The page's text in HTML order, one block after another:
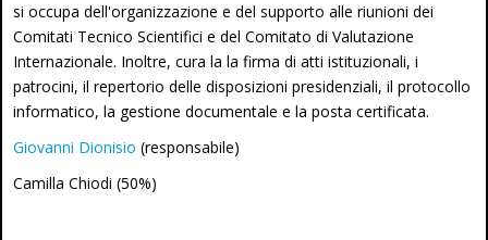
si occupa dell'organizzazione e del supporto alle riunioni dei
Comitati Tecnico Scientifici e del Comitato di Valutazione
Internazionale. Inoltre, cura la la firma di atti istituzionali, i
patrocini, il repertorio delle disposizioni presidenziali, il protocollo
informatico, la gestione documentale e la posta certificata.
Giovanni Dionisio (responsabile)
Camilla Chiodi (50%)